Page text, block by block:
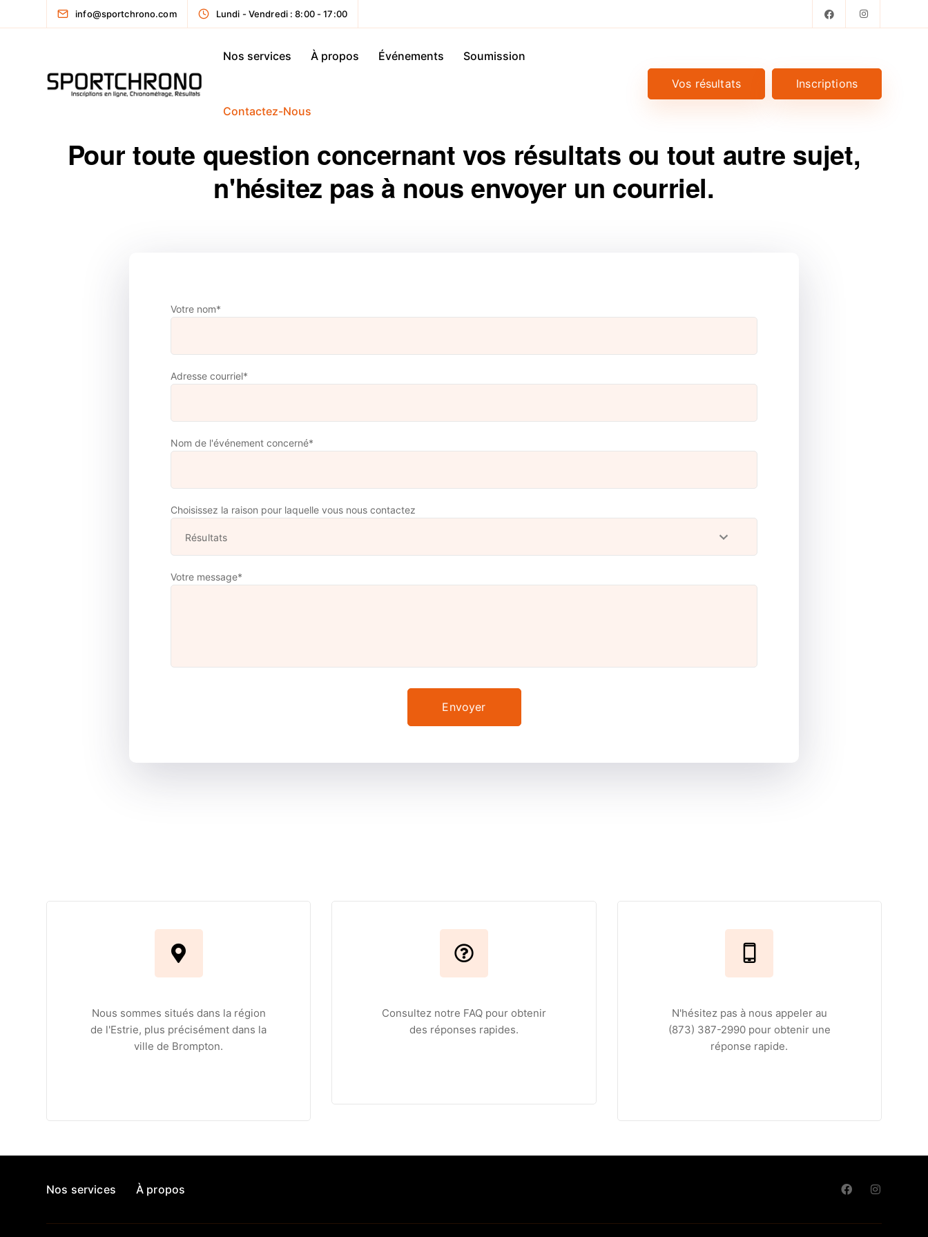
info@sportchrono.com Lundi - Vendredi : 8:00 - 17:00
Nos services À propos Événements Soumission
Contactez-Nous
Vos résultats Inscriptions
Pour toute question concernant vos résultats ou tout autre sujet,
n'hésitez pas à nous envoyer un courriel.
Votre nom*
Adresse courriel*
Nom de l'événement concerné*
Choisissez la raison pour laquelle vous nous contactez
Votre message*
Nous sommes situés dans la région
de l'Estrie, plus précisément dans la
ville de Brompton.
Consultez notre FAQ pour obtenir
des réponses rapides.
N'hésitez pas à nous appeler au
(873) 387-2990 pour obtenir une
réponse rapide.
Nos services À propos